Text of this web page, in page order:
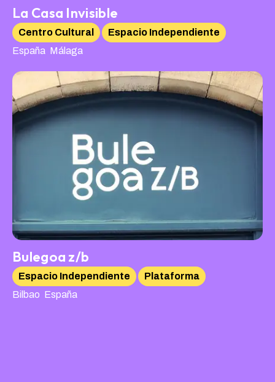
La Casa Invisible
Centro Cultural
Espacio Independiente
España Málaga
Bulegoa z/b
Espacio Independiente
Plataforma
Bilbao España